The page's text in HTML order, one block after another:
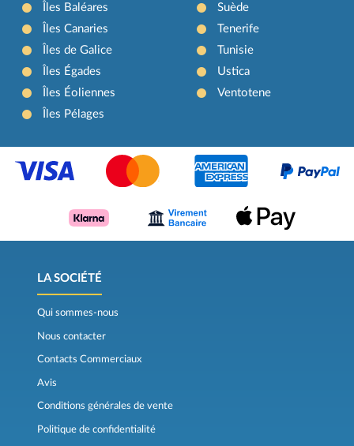
Îles Baléares
Îles Canaries
Îles de Galice
Îles Égades
Îles Éoliennes
Îles Pélages
Suède
Tenerife
Tunisie
Ustica
Ventotene
LA SOCIÉTÉ
Qui sommes-nous
Nous contacter
Contacts Commerciaux
Avis
Conditions générales de vente
Politique de confidentialité